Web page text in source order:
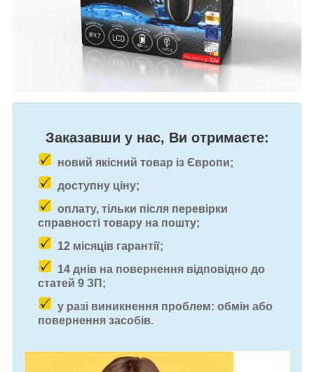
Заказавши у нас, Ви отримаєте:
новий якісний товар із Європи;
доступну ціну;
оплату, тільки після перевірки
справності товару на пошту;
12 місяців гарантії;
14 днів на повернення відповідно до
статей 9 ЗП;
у разі виникнення проблем: обмін або
повернення засобів.